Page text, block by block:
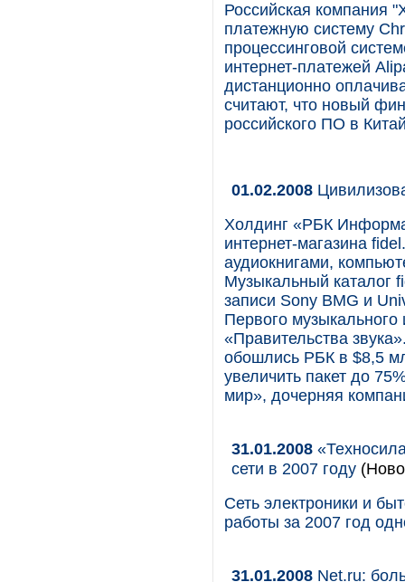
Российская компания
платежную систему
процессинговой
интернет-платежей
дистанционно
считают, что новый
российского ПО в
01.02.2008
Холдинг «РБК
интернет-магазина
аудиокнигами,
Музыкальный каталог
записи Sony BMG и
Первого музыкального
«Правительства
обошлись РБК в $8,5
увеличить пакет до
мир», дочерняя
31.01.2008
сети в 2007 году
Сеть электроники и
работы за 2007 год
31.01.2008 Net.ru: